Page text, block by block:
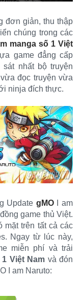
đơn giản, thu thập
chúng trong các
manga số 1 Việt
game đẳng cấp
sát nhất bộ truyện
đọc truyện vừa
ninja đích thực.
Update gMOI am
game thủ Việt.
mặt trên tất cả các
Ngay từ lúc này,
miễn phí và trải
Việt Nam và đón
I am Naruto: